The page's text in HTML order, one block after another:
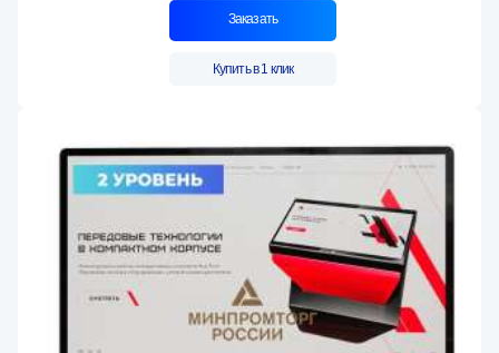
Заказать
Купить в 1 клик